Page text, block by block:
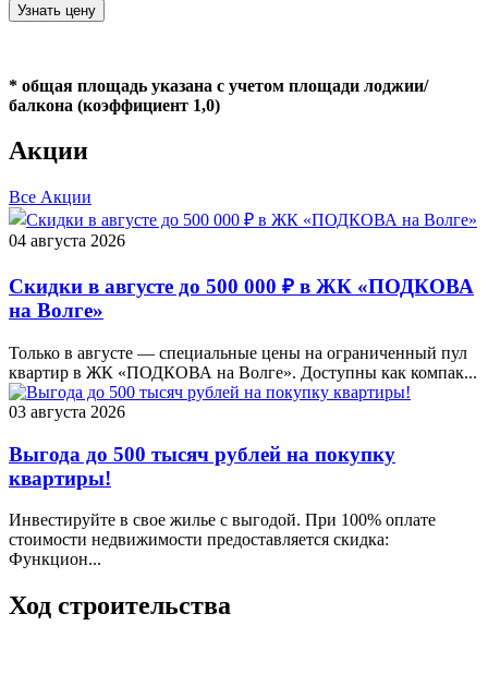
Узнать цену
* общая площадь указана с учетом площади лоджии/
балкона (коэффициент 1,0)
Акции
Все Акции
04 августа 2026
Скидки в августе до 500 000 ₽ в ЖК «ПОДКОВА
на Волге»
Только в августе — специальные цены на ограниченный пул
квартир в ЖК «ПОДКОВА на Волге». Доступны как компак...
03 августа 2026
Выгода до 500 тысяч рублей на покупку
квартиры!
Инвестируйте в свое жилье с выгодой. При 100% оплате
стоимости недвижимости предоставляется скидка:
Функцион...
Ход строительства